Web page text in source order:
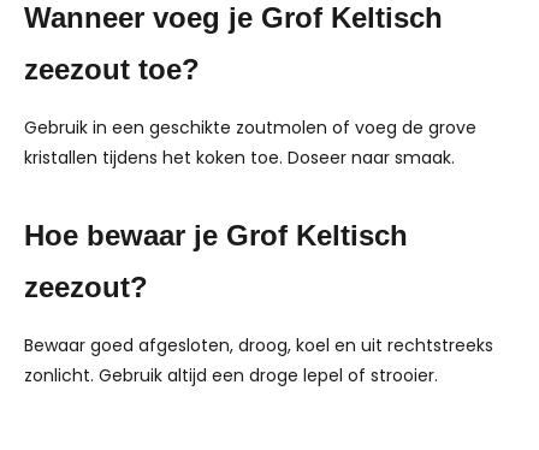
Wanneer voeg je Grof Keltisch
zeezout toe?
Gebruik in een geschikte zoutmolen of voeg de grove
kristallen tijdens het koken toe. Doseer naar smaak.
Hoe bewaar je Grof Keltisch
zeezout?
Bewaar goed afgesloten, droog, koel en uit rechtstreeks
zonlicht. Gebruik altijd een droge lepel of strooier.